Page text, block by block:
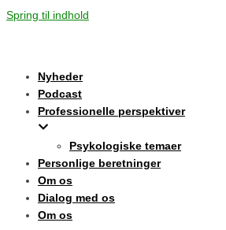
Spring til indhold
Nyheder
Podcast
Professionelle perspektiver
Psykologiske temaer
Personlige beretninger
Om os
Dialog med os
Om os